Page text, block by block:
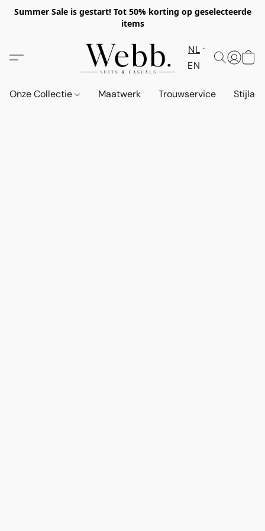
Summer Sale is gestart! Tot 50% korting op geselecteerde
items
NL
EN
Onze Collectie Maatwerk Trouwservice